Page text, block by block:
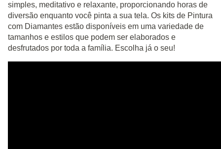
simples, meditativo e relaxante, proporcionando horas de
diversão enquanto você pinta a sua tela. Os kits de Pintura
com Diamantes estão disponíveis em uma variedade de
tamanhos e estilos que podem ser elaborados e
desfrutados por toda a família. Escolha já o seu!